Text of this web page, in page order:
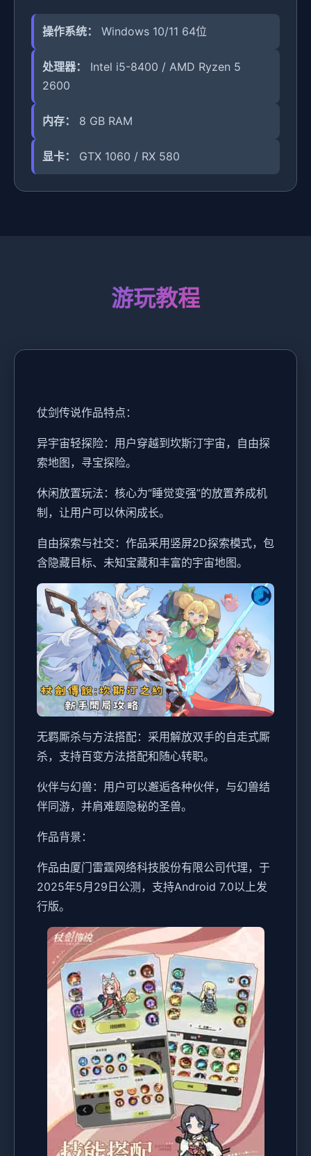
操作系统： Windows 10/11 64位
处理器：
Intel i5-8400 / AMD Ryzen 5
2600
内存： 8 GB RAM
显卡： GTX 1060 / RX 580
游玩教程
仗剑传说作品特点：
异宇宙轻探险：用户穿越到坎斯汀宇宙，自由探
索地图，寻宝探险。
休闲放置玩法：核心为“睡觉变强”的放置养成机
制，让用户可以休闲成长。
自由探索与社交：作品采用竖屏2D探索模式，包
含隐藏目标、未知宝藏和丰富的宇宙地图。
无羁厮杀与方法搭配：采用解放双手的自走式厮
杀，支持百变方法搭配和随心转职。
伙伴与幻兽：用户可以邂逅各种伙伴，与幻兽结
伴同游，并肩难题隐秘的圣兽。
作品背景：
作品由厦门雷霆网络科技股份有限公司代理，于
2025年5月29日公测，支持Android 7.0以上发
行版。